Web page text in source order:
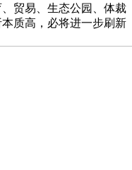
贸易、生态公园、体裁
质高，必将进一步刷新